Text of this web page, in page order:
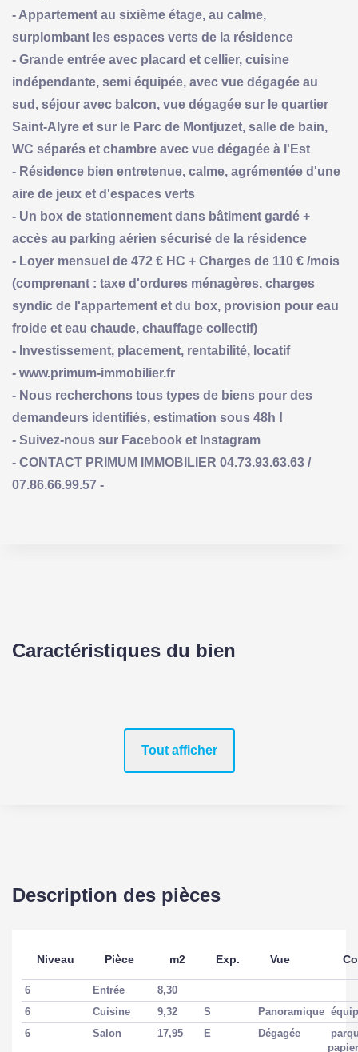
- Appartement au sixième étage, au calme,
surplombant les espaces verts de la résidence
- Grande entrée avec placard et cellier, cuisine
indépendante, semi équipée, avec vue dégagée au
sud, séjour avec balcon, vue dégagée sur le quartier
Saint-Alyre et sur le Parc de Montjuzet, salle de bain,
WC séparés et chambre avec vue dégagée à l'Est
- Résidence bien entretenue, calme, agrémentée d'une
aire de jeux et d'espaces verts
- Un box de stationnement dans bâtiment gardé +
accès au parking aérien sécurisé de la résidence
- Loyer mensuel de 472 € HC + Charges de 110 € /mois
(comprenant : taxe d'ordures ménagères, charges
syndic de l'appartement et du box, provision pour eau
froide et eau chaude, chauffage collectif)
- Investissement, placement, rentabilité, locatif
- www.primum-immobilier.fr
- Nous recherchons tous types de biens pour des
demandeurs identifiés, estimation sous 48h !
- Suivez-nous sur Facebook et Instagram
- CONTACT PRIMUM IMMOBILIER 04.73.93.63.63 /
07.86.66.99.57 -
Caractéristiques du bien
Tout afficher
Description des pièces
Niveau Pièce m2 Exp. Vue
6 Entrée
8,30
6
Cuisine 9,32 S Panoramique
6
Salon 17,95 E Dégagée